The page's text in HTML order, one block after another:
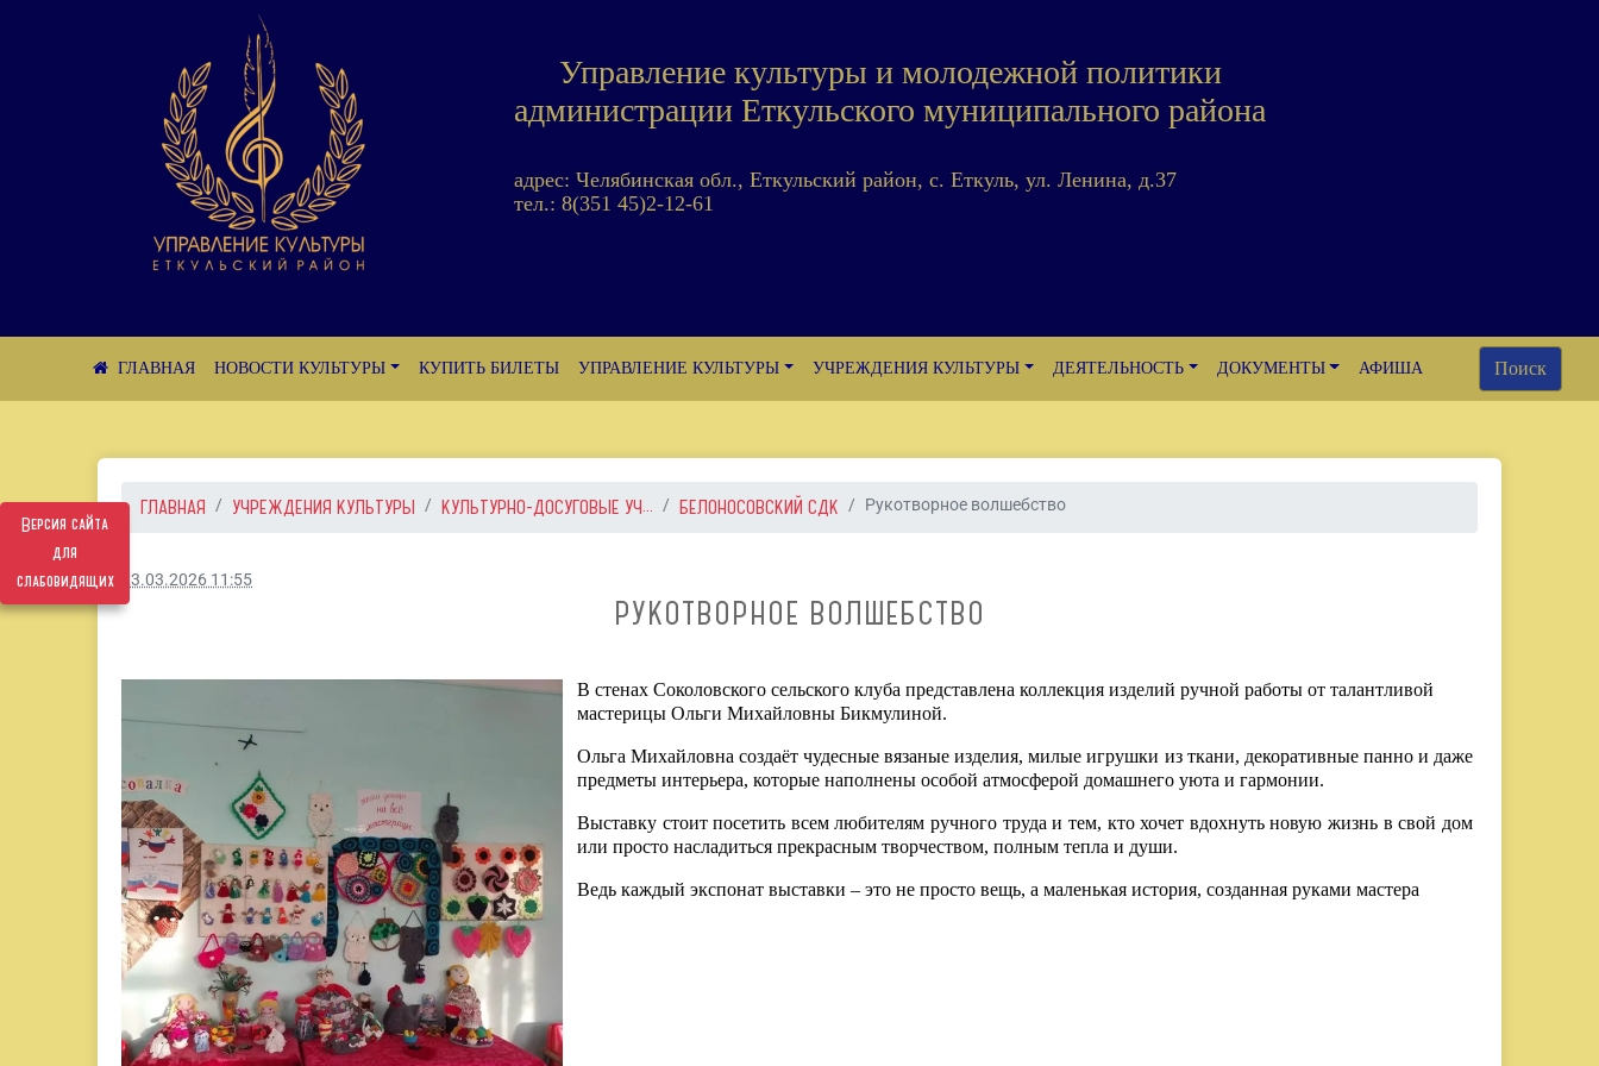
Версия сайта
для
слабовидящих
Управление культуры и молодежной политики
администрации Еткульского муниципального района
адрес: Челябинская обл., Еткульский район, с. Еткуль, ул. Ленина, д.37
тел.: 8(351 45)2-12-61
НОВОСТИ КУЛЬТУРЫ КУПИТЬ БИЛЕТЫ УПРАВЛЕНИЕ КУЛЬТУРЫ УЧРЕЖДЕНИЯ КУЛЬТУРЫ ДЕЯТЕЛЬНОСТЬ ДОКУМЕНТЫ АФИША Поиск
ГЛАВНАЯ УЧРЕЖДЕНИЯ КУЛЬТУРЫ КУЛЬТУРНО-ДОСУГОВЫЕ УЧ... БЕЛОНОСОВСКИЙ СДК Рукотворное волшебство
23.03.2026 11:55
РУКОТВОРНОЕ ВОЛШЕБСТВО
В стенах Соколовского сельского клуба представлена коллекция изделий ручной работы от талантливой
мастерицы Ольги Михайловны Бикмулиной.
Ольга Михайловна создаёт чудесные вязаные изделия, милые игрушки из ткани, декоративные панно и даже
предметы интерьера, которые наполнены особой атмосферой домашнего уюта и гармонии.
Выставку стоит посетить всем любителям ручного труда и тем, кто хочет вдохнуть новую жизнь в свой дом
или просто насладиться прекрасным творчеством, полным тепла и души.
Ведь каждый экспонат выставки – это не просто вещь, а маленькая история, созданная руками мастера